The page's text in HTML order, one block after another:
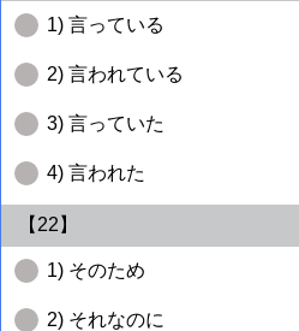
1) 言っている
2) 言われている
3) 言っていた
4) 言われた
【22】
1) そのため
2) それなのに